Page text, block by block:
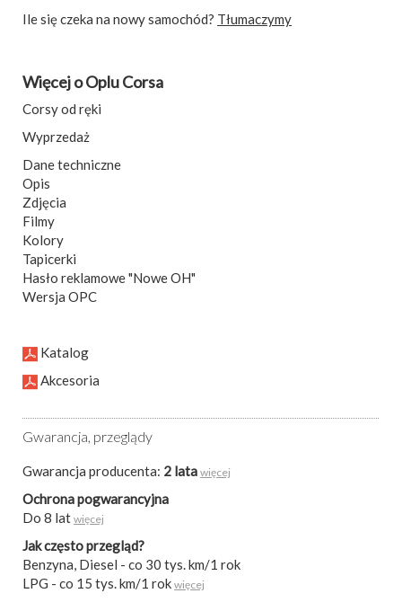
Ile się czeka na nowy samochód? Tłumaczymy
Więcej o Oplu Corsa
Corsy od ręki
Wyprzedaż
Dane techniczne
Opis
Zdjęcia
Filmy
Kolory
Tapicerki
Hasło reklamowe "Nowe OH"
Wersja OPC
Katalog
Akcesoria
Gwarancja, przeglądy
Gwarancja producenta: 2 lata więcej
Ochrona pogwarancyjna
Do 8 lat więcej
Jak często przegląd?
Benzyna, Diesel - co 30 tys. km/1 rok
LPG - co 15 tys. km/1 rok więcej